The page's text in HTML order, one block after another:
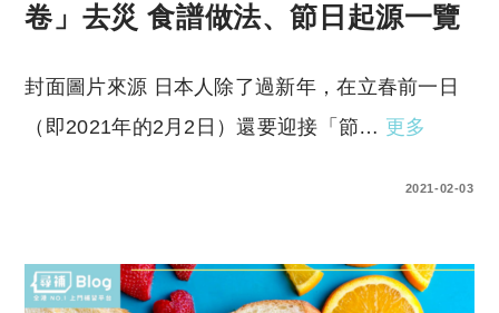
卷」去災 食譜做法、節日起源一覽
封面圖片來源 日本人除了過新年，在立春前一日
（即2021年的2月2日）還要迎接「節… 更多
2021-02-03